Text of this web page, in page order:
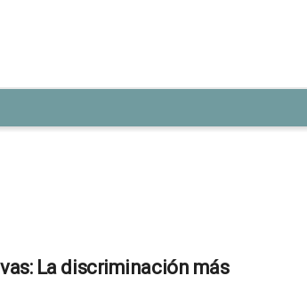
La discriminación más